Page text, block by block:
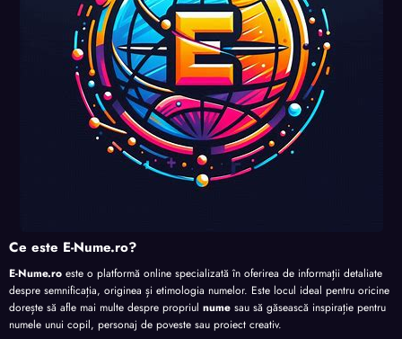
Ce este E-Nume.ro?
E-Nume.ro este o platformă online specializată în oferirea de informații detaliate
despre semnificația, originea și etimologia numelor. Este locul ideal pentru oricine
dorește să afle mai multe despre propriul nume sau să găsească inspirație pentru
numele unui copil, personaj de poveste sau proiect creativ.